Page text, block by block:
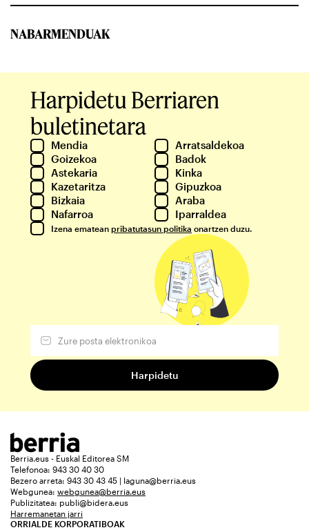
NABARMENDUAK
Harpidetu Berriaren
buletinetara
Mendia
Arratsaldekoa
Goizekoa
Badok
Astekaria
Kinka
Kazetaritza
Gipuzkoa
Bizkaia
Araba
Nafarroa
Iparraldea
Izena ematean pribatutasun politika onartzen duzu.
Berria.eus - Euskal Editorea SM
Telefonoa: 943 30 40 30
Bezero arreta: 943 30 43 45 | laguna@berria.eus
Webgunea: webgunea@berria.eus
Publizitatea: publi@bidera.eus
Harremanetan jarri
ORRIALDE KORPORATIBOAK